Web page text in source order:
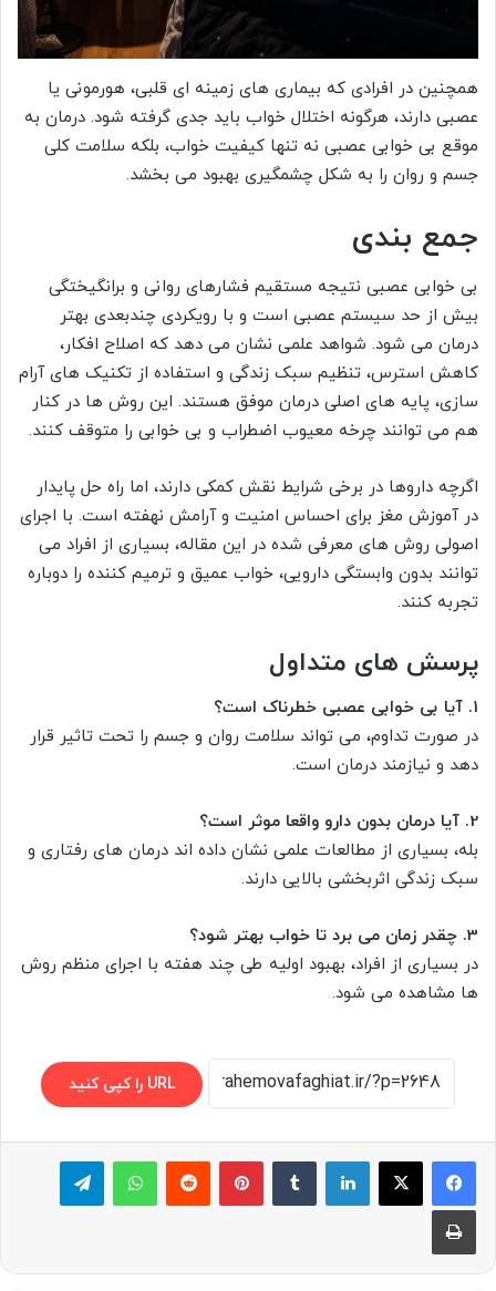
همچنین در افرادی که بیماری های زمینه ای قلبی، هورمونی یا
عصبی دارند، هرگونه اختلال خواب باید جدی گرفته شود. درمان به
موقع بی خوابی عصبی نه تنها کیفیت خواب، بلکه سلامت کلی
جسم و روان را به شکل چشمگیری بهبود می بخشد.
جمع بندی
بی خوابی عصبی نتیجه مستقیم فشارهای روانی و برانگیختگی
بیش از حد سیستم عصبی است و با رویکردی چندبعدی بهتر
درمان می شود. شواهد علمی نشان می دهد که اصلاح افکار،
کاهش استرس، تنظیم سبک زندگی و استفاده از تکنیک های آرام
سازی، پایه های اصلی درمان موفق هستند. این روش ها در کنار
هم می توانند چرخه معیوب اضطراب و بی خوابی را متوقف کنند.
اگرچه داروها در برخی شرایط نقش کمکی دارند، اما راه حل پایدار
در آموزش مغز برای احساس امنیت و آرامش نهفته است. با اجرای
اصولی روش های معرفی شده در این مقاله، بسیاری از افراد می
توانند بدون وابستگی دارویی، خواب عمیق و ترمیم کننده را دوباره
تجربه کنند.
پرسش های متداول
1. آیا بی خوابی عصبی خطرناک است؟
در صورت تداوم، می تواند سلامت روان و جسم را تحت تاثیر قرار
دهد و نیازمند درمان است.
2. آیا درمان بدون دارو واقعا موثر است؟
بله، بسیاری از مطالعات علمی نشان داده اند درمان های رفتاری و
سبک زندگی اثربخشی بالایی دارند.
3. چقدر زمان می برد تا خواب بهتر شود؟
در بسیاری از افراد، بهبود اولیه طی چند هفته با اجرای منظم روش
ها مشاهده می شود.
URL را کپی کنید
لینکدین ‫تامبلر پینترست‫رددیت واتس آپ تلگرام
چاپ